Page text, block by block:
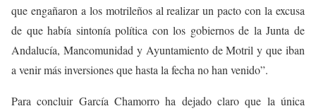
que engañaron a los motrileños al realizar un pacto con la excusa
de que había sintonía política con los gobiernos de la Junta de
Andalucía, Mancomunidad y Ayuntamiento de Motril y que iban
a venir más inversiones que hasta la fecha no han venido”.
Para concluir García Chamorro ha dejado claro que la única